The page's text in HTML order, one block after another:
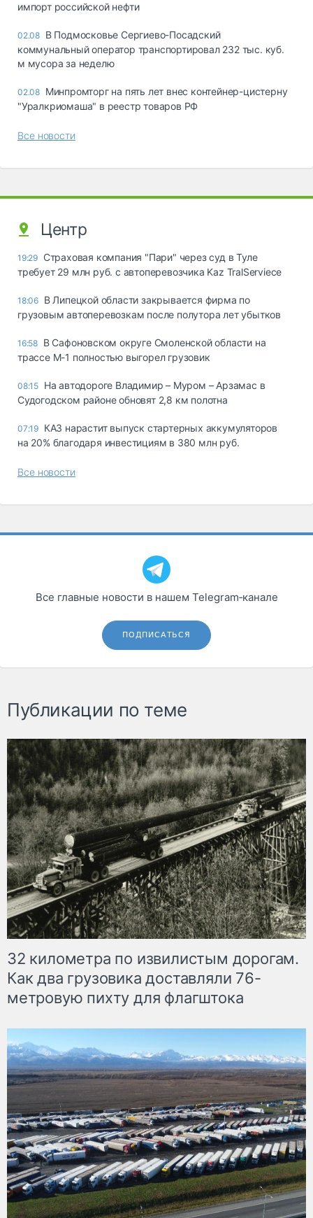
импорт российской нефти
02.08 В Подмосковье Сергиево-Посадский
коммунальный оператор транспортировал 232 тыс. куб.
м мусора за неделю
02.08 Минпромторг на пять лет внес контейнер-цистерну
"Уралкриомаша" в реестр товаров РФ
Все новости
Центр
19:29 Страховая компания "Пари" через суд в Туле
требует 29 млн руб. с автоперевозчика Kaz TralServiece
18:06 В Липецкой области закрывается фирма по
грузовым автоперевозкам после полутора лет убытков
16:58 В Сафоновском округе Смоленской области на
трассе М-1 полностью выгорел грузовик
08:15 На автодороге Владимир – Муром – Арзамас в
Судогодском районе обновят 2,8 км полотна
07:19 КАЗ нарастит выпуск стартерных аккумуляторов
на 20% благодаря инвестициям в 380 млн руб.
Все новости
Все главные новости в нашем Telegram‑канале
ПОДПИСАТЬСЯ
Публикации по теме
32 километра по извилистым дорогам.
Как два грузовика доставляли 76-
метровую пихту для флагштока